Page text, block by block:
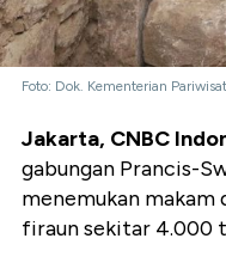
Foto: Dok. Kementerian
Jakarta, CNBC
gabungan Prancis-
menemukan makam
firaun sekitar 4.000